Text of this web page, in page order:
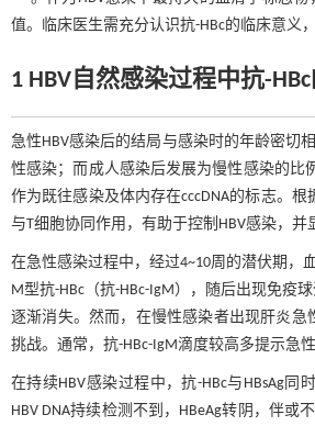
值。临床医生需充分认识抗-HBc的临床意义
1 HBV自然感染过程中抗-
急性HBV感染后的结局与感染时的年龄密切
性感染；而成人感染后发展为慢性感染的比
作为既往感染及体内存在cccDNA的标志。
与T细胞协同作用，有助于控制HBV感染，并
在急性感染过程中，经过4~10周的潜伏期，
M型抗-HBc（抗-HBc-IgM），随后出现免疫
逐渐消失。然而，在慢性感染者出现肝炎急
挑战。通常，抗-HBc-IgM滴度较高多提示急
在持续HBV感染过程中，抗-HBc与HBsAg同
HBV DNA持续检测不到，HBeAg转阴，伴或